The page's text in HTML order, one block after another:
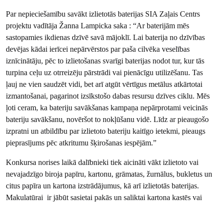
Par nepieciešamību savākt izlietotās baterijas SIA Zaļais Centrs
projektu vadītāja Žanna Lampicka saka : “Ar baterijām mēs
sastopamies ikdienas dzīvē savā mājoklī. Lai baterija no dzīvības
devējas kādai ierīcei nepārvērstos par paša cilvēka veselības
iznīcinātāju, pēc to izlietošanas svarīgi baterijas nodot tur, kur tās
turpina ceļu uz otrreizēju pārstrādi vai pienācīgu utilizēšanu. Tas
ļauj ne vien saudzēt vidi, bet arī atgūt vērtīgus metālus atkārtotai
izmantošanai, pagarinot izsīkstošo dabas resursu dzīves ciklu. Mēs
ļoti ceram, ka bateriju savākšanas kampaņa nepārprotami veicinās
bateriju savākšanu, novēršot to nokļūšanu vidē. Līdz ar pieaugošo
izpratni un atbildību par izlietoto bateriju kaitīgo ietekmi, pieaugs
pieprasījums pēc atkritumu šķirošanas iespējām.”
Konkursa norises laikā dalībnieki tiek aicināti vākt izlietoto vai
nevajadzīgo biroja papīru, kartonu, grāmatas, žurnālus, bukletus un
citus papīra un kartona izstrādājumus, kā arī izlietotās baterijas.
Makulatūrai ir jābūt sasietai pakās un saliktai kartona kastēs vai